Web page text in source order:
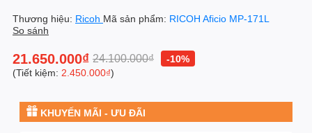
Thương hiệu: Ricoh Mã sản phẩm: RICOH Aficio MP-171L
So sánh
21.650.000₫ 24.100.000₫
-10%
(Tiết kiệm: 2.450.000₫)
KHUYẾN MÃI - ƯU ĐÃI